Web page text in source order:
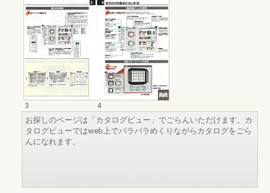
3
4
お探しのページは「カタログビュー」でごらんいただけます。カ
タログビューではweb上でパラパラめくりながらカタログをごら
んになれます。